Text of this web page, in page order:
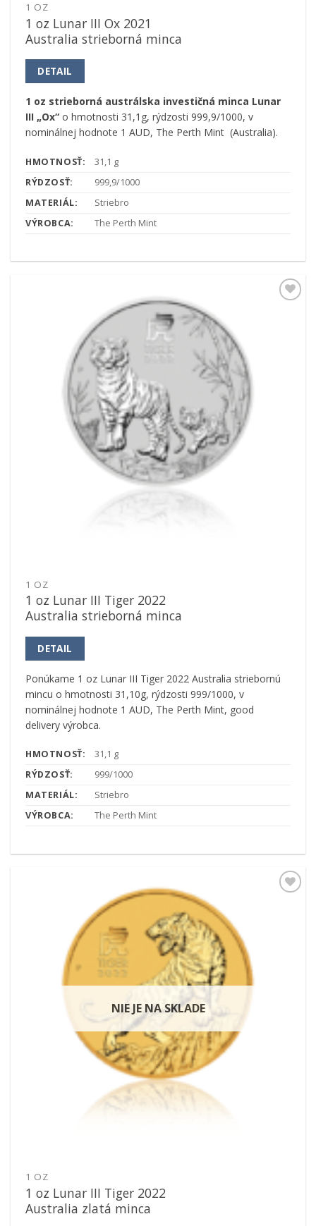
1 OZ
1 oz Lunar III Ox 2021
Australia strieborná minca
DETAIL
1 oz strieborná austrálska investičná minca Lunar
III „Ox“o hmotnosti 31,1g, rýdzosti 999,9/1000, v
nominálnej hodnote 1 AUD, The Perth Mint (Australia).
HMOTNOSŤ:
31,1 g
RÝDZOSŤ:
999,9/1000
MATERIÁL:
Striebro
VÝROBCA:
The Perth Mint
1 OZ
1 oz Lunar III Tiger 2022
Australia strieborná minca
DETAIL
Ponúkame 1 oz Lunar III Tiger 2022 Australia striebornú
mincu o hmotnosti 31,10g, rýdzosti 999/1000, v
nominálnej hodnote 1 AUD, The Perth Mint, good
delivery výrobca.
HMOTNOSŤ:
31,1 g
RÝDZOSŤ:
999/1000
MATERIÁL:
Striebro
VÝROBCA:
The Perth Mint
NIE JE NA SKLADE
1 OZ
1 oz Lunar III Tiger 2022
Australia zlatá minca